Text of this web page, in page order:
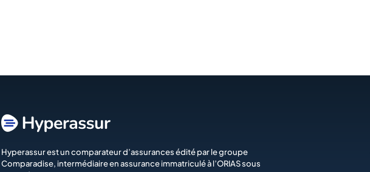
Hyperassur est un comparateur d’assurances édité par le groupe
Comparadise, intermédiaire en assurance immatriculé à l’ORIAS sous